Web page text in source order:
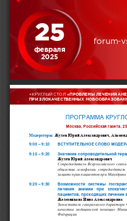
forum-
25
февраля
2025
+КРУГЛЫЙ СТОЛ «ПРОБЛЕМЫ ЛЕЧЕНИЯ
ПРИ ЗЛОКАЧЕСТВЕННЫХ
ПРОГРАММА
Москва, Российская газета ,
Модераторы: Жулев Юрий Александрович,
9:00 – 9:10 ВСТУПИТЕЛЬНОЕ СЛОВО
9:10 – 9:20 Значение сопроводительной
Жулёв Юрий Александрович
Сопредседатель Всероссийского
общества гемофилии,
защите прав пациентов при Минздр
9:20 – 9:30 Возможности
системы
лечения  анемии
при
пациентов, проходящих лечение
Железнякова Инна Александровна
Заместитель генерального директора
качества медицинской помощи»
Федерации